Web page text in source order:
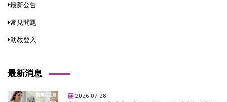
最新公告
常見問題
助教登入
最新消息
2026-07-28